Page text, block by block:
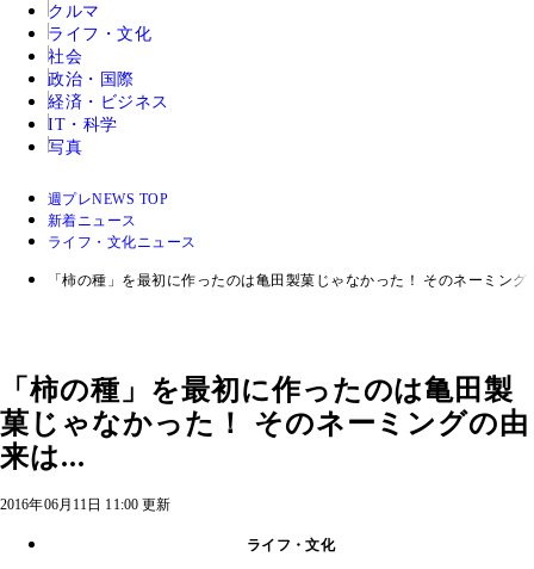
クルマ
ライフ・文化
社会
政治・国際
経済・ビジネス
IT・科学
写真
週プレNEWS TOP
新着ニュース
ライフ・文化ニュース
「柿の種」を最初に作ったのは亀田製菓じゃなかった！ そのネーミング
「柿の種」を最初に作ったのは亀田製
菓じゃなかった！ そのネーミングの由
来は...
2016年06月11日 11:00 更新
ライフ・文化